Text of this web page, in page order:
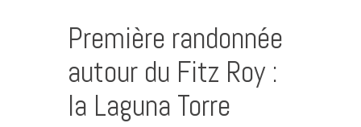
Première randonnée
autour du Fitz Roy :
la Laguna Torre